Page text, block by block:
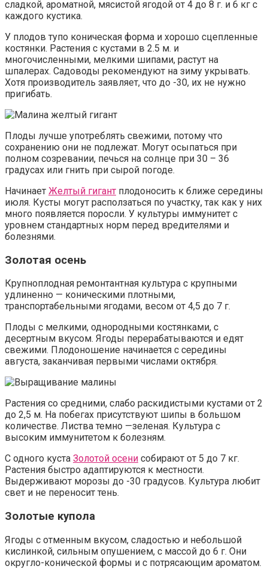
сладкой, ароматной, мясистой ягодой от 4 до 8 г. и 6 кг с
каждого кустика.
У плодов тупо коническая форма и хорошо сцепленные
костянки. Растения с кустами в 2.5 м. и
многочисленными, мелкими шипами, растут на
шпалерах. Садоводы рекомендуют на зиму укрывать.
Хотя производитель заявляет, что до -30, их не нужно
пригибать.
Плоды лучше употреблять свежими, потому что
сохранению они не подлежат. Могут осыпаться при
полном созревании, печься на солнце при 30 – 36
градусах или гнить при сырой погоде.
Начинает Желтый гигант плодоносить к ближе середины
июля. Кусты могут расползаться по участку, так как у них
много появляется поросли. У культуры иммунитет с
уровнем стандартных норм перед вредителями и
болезнями.
Золотая осень
Крупноплодная ремонтантная культура с крупными
удлиненно — коническими плотными,
транспортабельными ягодами, весом от 4,5 до 7 г.
Плоды с мелкими, однородными костянками, с
десертным вкусом. Ягоды перерабатываются и едят
свежими. Плодоношение начинается с середины
августа, заканчивая первыми числами октября.
Растения со средними, слабо раскидистыми кустами от 2
до 2,5 м. На побегах присутствуют шипы в большом
количестве. Листва темно —зеленая. Культура с
высоким иммунитетом к болезням.
С одного куста Золотой осени собирают от 5 до 7 кг.
Растения быстро адаптируются к местности.
Выдерживают морозы до -30 градусов. Культура любит
свет и не переносит тень.
Золотые купола
Ягоды с отменным вкусом, сладостью и небольшой
кислинкой, сильным опушением, с массой до 6 г. Они
округло-конической формы и с потрясающим ароматом.